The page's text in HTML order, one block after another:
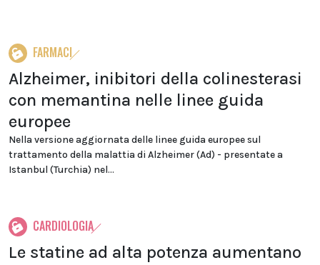
FARMACI
Alzheimer, inibitori della colinesterasi
con memantina nelle linee guida
europee
Nella versione aggiornata delle linee guida europee sul
trattamento della malattia di Alzheimer (Ad) - presentate a
Istanbul (Turchia) nel...
CARDIOLOGIA
Le statine ad alta potenza aumentano